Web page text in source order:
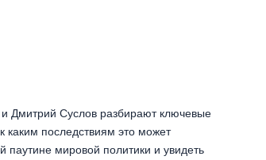
Дмитрий Суслов разбирают ключевые
каким последствиям это может
мировой политики и увидеть